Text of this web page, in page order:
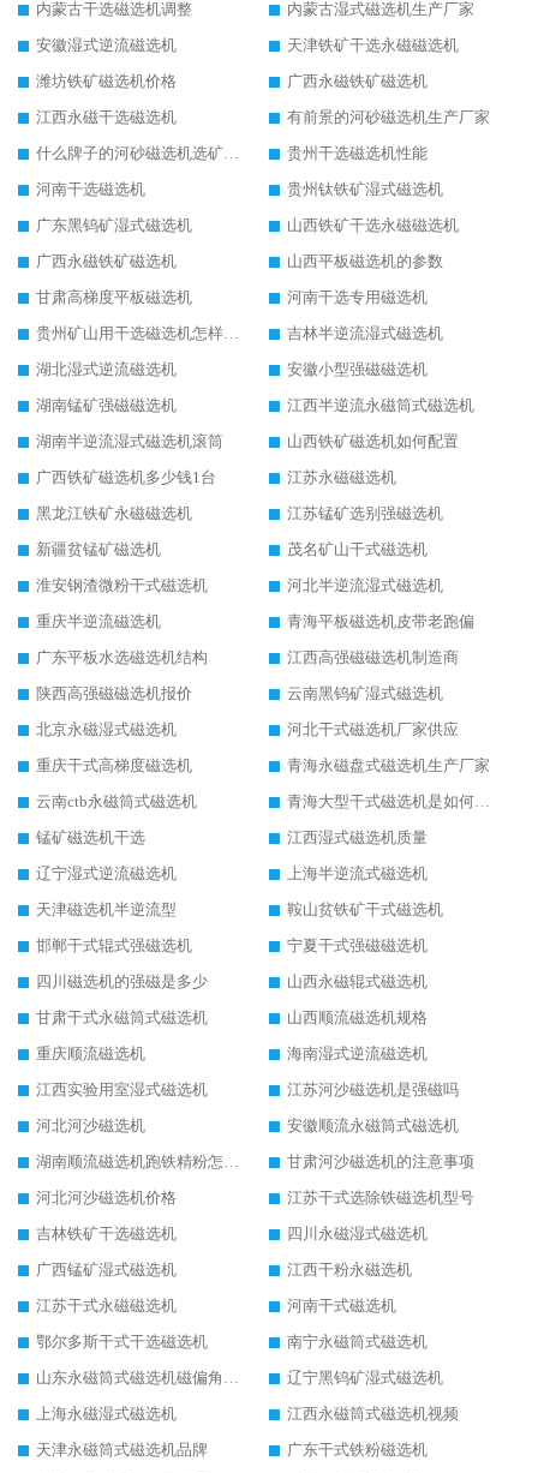
内蒙古干选磁选机调整
内蒙古湿式磁选机生产厂家
安徽湿式逆流磁选机
天津铁矿干选永磁磁选机
潍坊铁矿磁选机价格
广西永磁铁矿磁选机
江西永磁干选磁选机
有前景的河砂磁选机生产厂家
贵州干选磁选机性能
河南干选磁选机
贵州钛铁矿湿式磁选机
广东黑钨矿湿式磁选机
山西铁矿干选永磁磁选机
广西永磁铁矿磁选机
山西平板磁选机的参数
甘肃高梯度平板磁选机
河南干选专用磁选机
吉林半逆流湿式磁选机
湖北湿式逆流磁选机
安徽小型强磁磁选机
湖南锰矿强磁磁选机
江西半逆流永磁筒式磁选机
湖南半逆流湿式磁选机滚筒
山西铁矿磁选机如何配置
广西铁矿磁选机多少钱1台
江苏永磁磁选机
黑龙江铁矿永磁磁选机
江苏锰矿选别强磁选机
新疆贫锰矿磁选机
茂名矿山干式磁选机
淮安钢渣微粉干式磁选机
河北半逆流湿式磁选机
重庆半逆流磁选机
青海平板磁选机皮带老跑偏
广东平板水选磁选机结构
江西高强磁磁选机制造商
陕西高强磁磁选机报价
云南黑钨矿湿式磁选机
北京永磁湿式磁选机
河北干式磁选机厂家供应
重庆干式高梯度磁选机
青海永磁盘式磁选机生产厂家
云南ctb永磁筒式磁选机
锰矿磁选机干选
江西湿式磁选机质量
辽宁湿式逆流磁选机
上海半逆流式磁选机
天津磁选机半逆流型
鞍山贫铁矿干式磁选机
邯郸干式辊式强磁选机
宁夏干式强磁磁选机
四川磁选机的强磁是多少
山西永磁辊式磁选机
甘肃干式永磁筒式磁选机
山西顺流磁选机规格
重庆顺流磁选机
海南湿式逆流磁选机
江西实验用室湿式磁选机
江苏河沙磁选机是强磁吗
河北河沙磁选机
安徽顺流永磁筒式磁选机
甘肃河沙磁选机的注意事项
河北河沙磁选机价格
江苏干式选除铁磁选机型号
吉林铁矿干选磁选机
四川永磁湿式磁选机
广西锰矿湿式磁选机
江西干粉永磁选机
江苏干式永磁磁选机
河南干式磁选机
鄂尔多斯干式干选磁选机
南宁永磁筒式磁选机
辽宁黑钨矿湿式磁选机
上海永磁湿式磁选机
江西永磁筒式磁选机视频
天津永磁筒式磁选机品牌
广东干式铁粉磁选机